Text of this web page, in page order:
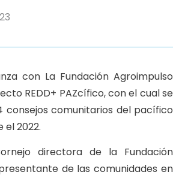
con La Fundación Agroimpulso
REDD+ PAZcífico, con el cual se
consejos comunitarios del pacífico
el 2022.
directora de la Fundación
de las comunidades en